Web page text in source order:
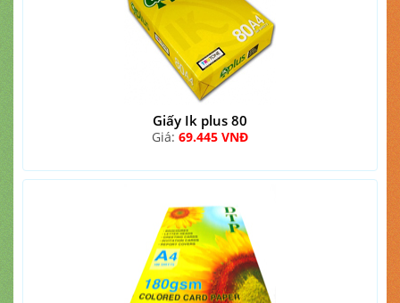
Giấy Ik plus 80
Giá: 69.445 VNĐ